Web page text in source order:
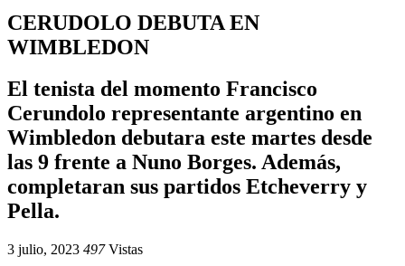
CERUDOLO DEBUTA EN
WIMBLEDON
El tenista del momento Francisco
Cerundolo representante argentino en
Wimbledon debutara este martes desde
las 9 frente a Nuno Borges. Además,
completaran sus partidos Etcheverry y
Pella.
3 julio, 2023 497Vistas